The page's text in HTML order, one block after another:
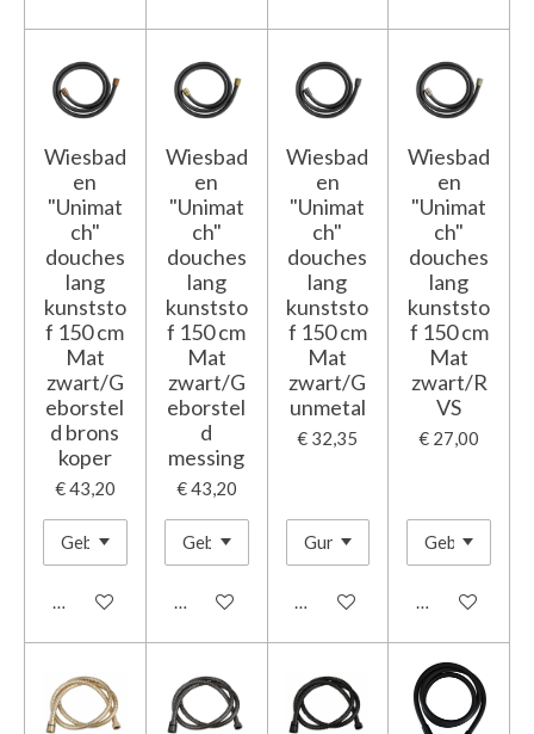
Wiesbad
en
"Unimat
ch"
douches
lang
kunststo
f 150 cm
Mat
zwart/G
eborstel
d brons
koper
€ 43,20
In winkelwagen
Wiesbad
en
"Unimat
ch"
douches
lang
kunststo
f 150 cm
Mat
zwart/G
eborstel
d
messing
€ 43,20
In winkelwagen
Wiesbad
en
"Unimat
ch"
douches
lang
kunststo
f 150 cm
Mat
zwart/G
unmetal
€ 32,35
In winkelwagen
Wiesbad
en
"Unimat
ch"
douches
lang
kunststo
f 150 cm
Mat
zwart/R
VS
€ 27,00
In